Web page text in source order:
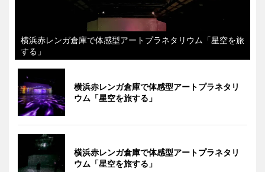
横浜赤レンガ倉庫で体感型アートプラネタリウム「星空を旅
する」
横浜赤レンガ倉庫で体感型アートプラネタリ
ウム「星空を旅する」
横浜赤レンガ倉庫で体感型アートプラネタリ
ウム「星空を旅する」